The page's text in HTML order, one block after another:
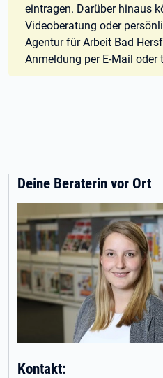
eintragen. Darüber hinaus
Videoberatung oder
Agentur für Arbeit Bad
Anmeldung per E-Mail oder
Deine Beraterin vor Ort
Kontakt: